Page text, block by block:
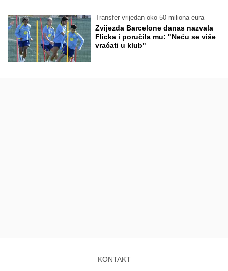
Transfer vrijedan oko 50 miliona eura
Zvijezda Barcelone danas nazvala
Flicka i poručila mu: "Neću se više
vraćati u klub"
KONTAKT